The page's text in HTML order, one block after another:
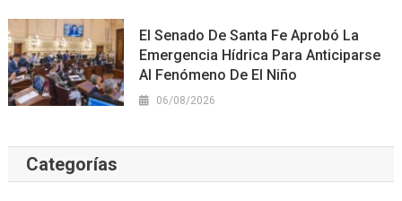
El Senado De Santa Fe Aprobó La
Emergencia Hídrica Para Anticiparse
Al Fenómeno De El Niño
06/08/2026
Categorías